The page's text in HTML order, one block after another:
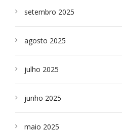
setembro 2025
agosto 2025
julho 2025
junho 2025
maio 2025